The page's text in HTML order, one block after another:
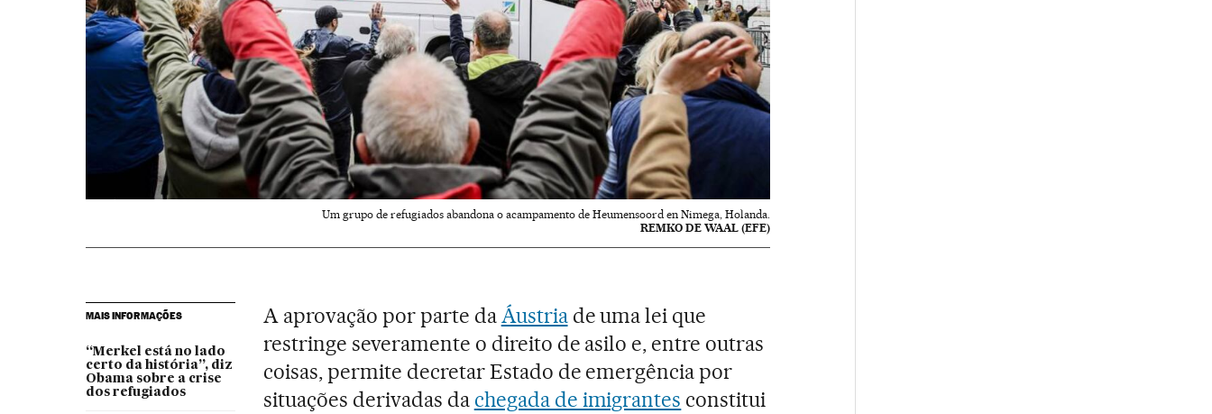
Um grupo de refugiados abandona o acampamento de Heumensoord en Nimega, Holanda.
REMKO DE WAAL (EFE)
MAIS INFORMAÇÕES
“Merkel está no lado
certo da história”, diz
Obama sobre a crise
dos refugiados
A aprovação por parte daÁustriade uma lei que
restringe severamente o direito de asilo e, entre outras
coisas, permite decretar Estado de emergência por
situações derivadas da chegada de imigrantes constitui